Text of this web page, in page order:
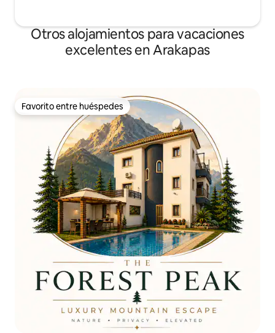
Otros alojamientos para vacaciones
excelentes en Arakapas
Favorito entre huéspedes
Favorito entre huéspedes